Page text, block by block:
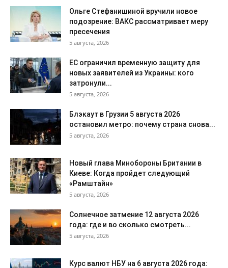
Ольге Стефанишиной вручили новое
подозрение: ВАКС рассматривает меру
пресечения
5 августа, 2026
ЕС ограничил временную защиту для
новых заявителей из Украины: кого
затронули...
5 августа, 2026
Блэкаут в Грузии 5 августа 2026
остановил метро: почему страна снова...
5 августа, 2026
Новый глава Минобороны Британии в
Киеве: Когда пройдет следующий
«Рамштайн»
5 августа, 2026
Солнечное затмение 12 августа 2026
года: где и во сколько смотреть...
5 августа, 2026
Курс валют НБУ на 6 августа 2026 года: